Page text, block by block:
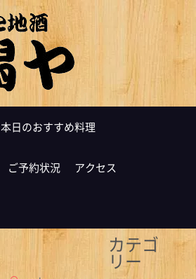
本日のおすすめ料理
ご予約状況 アクセス
カテゴ
リー